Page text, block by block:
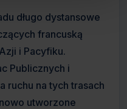
długo dystansowe
francuską
i Pacyfiku.
Publicznych i
ruchu na tych trasach
utworzone